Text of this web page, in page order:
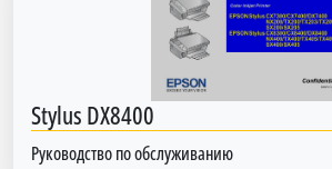
Stylus DX8400
Руководство по обслуживанию